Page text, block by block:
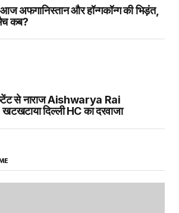
अफगानिस्तान और हॉन्गकॉन्ग की भिड़ंत,
कब?
से नाराज Aishwarya Rai
दिल्ली HC का दरवाजा